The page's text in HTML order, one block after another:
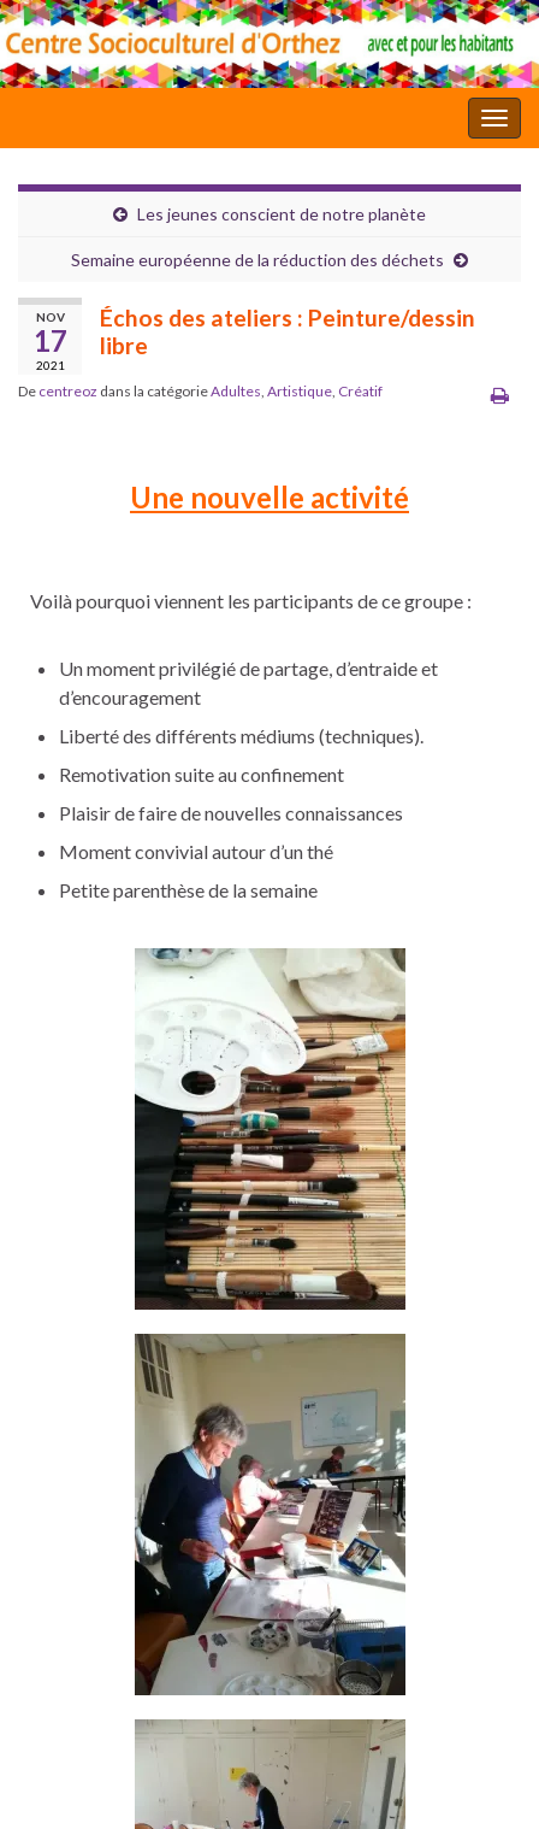
Les jeunes conscient de notre planète
Semaine européenne de la réduction des déchets
NOV
17
2021
Échos des ateliers : Peinture/dessin
libre
De centreoz dans la catégorieAdultes, Artistique, Créatif
Une nouvelle activité
Voilà pourquoi viennent les participants de ce groupe :
Un moment privilégié de partage, d’entraide et
d’encouragement
Liberté des différents médiums (techniques).
Remotivation suite au confinement
Plaisir de faire de nouvelles connaissances
Moment convivial autour d’un thé
Petite parenthèse de la semaine